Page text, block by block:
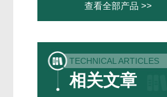
查看全部产品 >>
TECHNICAL ARTICLES
相关文章